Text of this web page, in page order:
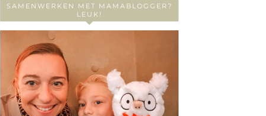
SAMENWERKEN MET MAMABLOGGER?
LEUK!